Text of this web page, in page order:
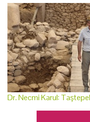
Dr. Necmi Karul: